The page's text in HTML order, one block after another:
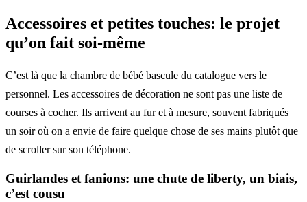
Accessoires et petites touches: le projet
qu’on fait soi-même
C’est là que la chambre de bébé bascule du catalogue vers le
personnel. Les accessoires de décoration ne sont pas une liste de
courses à cocher. Ils arrivent au fur et à mesure, souvent fabriqués
un soir où on a envie de faire quelque chose de ses mains plutôt que
de scroller sur son téléphone.
Guirlandes et fanions: une chute de liberty, un biais,
c’est cousu